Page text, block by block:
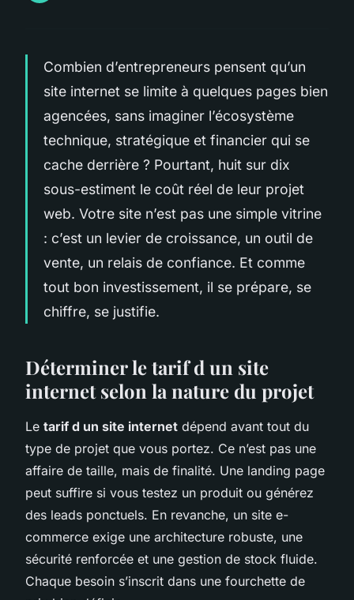
Combien d’entrepreneurs pensent qu’un
site internet se limite à quelques pages bien
agencées, sans imaginer l’écosystème
technique, stratégique et financier qui se
cache derrière ? Pourtant, huit sur dix
sous-estiment le coût réel de leur projet
web. Votre site n’est pas une simple vitrine
: c’est un levier de croissance, un outil de
vente, un relais de confiance. Et comme
tout bon investissement, il se prépare, se
chiffre, se justifie.
Déterminer le tarif d un site
internet selon la nature du projet
Le tarif d un site internet dépend avant tout du
type de projet que vous portez. Ce n’est pas une
affaire de taille, mais de finalité. Une landing page
peut suffire si vous testez un produit ou générez
des leads ponctuels. En revanche, un site e-
commerce exige une architecture robuste, une
sécurité renforcée et une gestion de stock fluide.
Chaque besoin s’inscrit dans une fourchette de